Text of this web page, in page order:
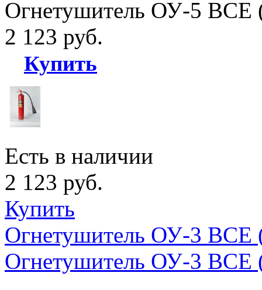
Огнетушитель ОУ-5 ВСЕ
2 123 руб.
Купить
Есть в наличии
2 123 руб.
Купить
Огнетушитель ОУ-3 ВСЕ
Огнетушитель ОУ-3 ВСЕ